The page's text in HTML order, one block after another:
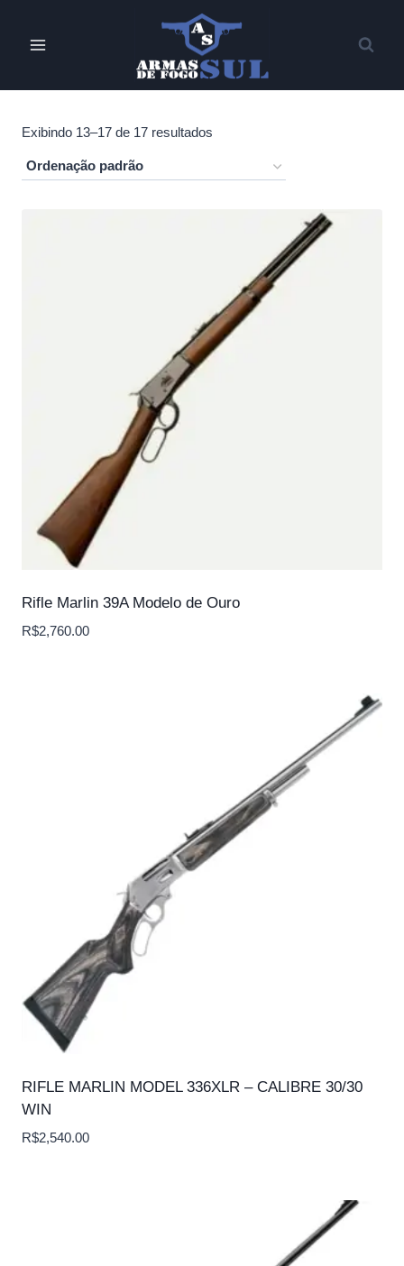
Exibindo 13–17 de 17 resultados
Rifle Marlin 39A Modelo de Ouro
R$2,760.00
RIFLE MARLIN MODEL 336XLR – CALIBRE 30/30
WIN
R$2,540.00